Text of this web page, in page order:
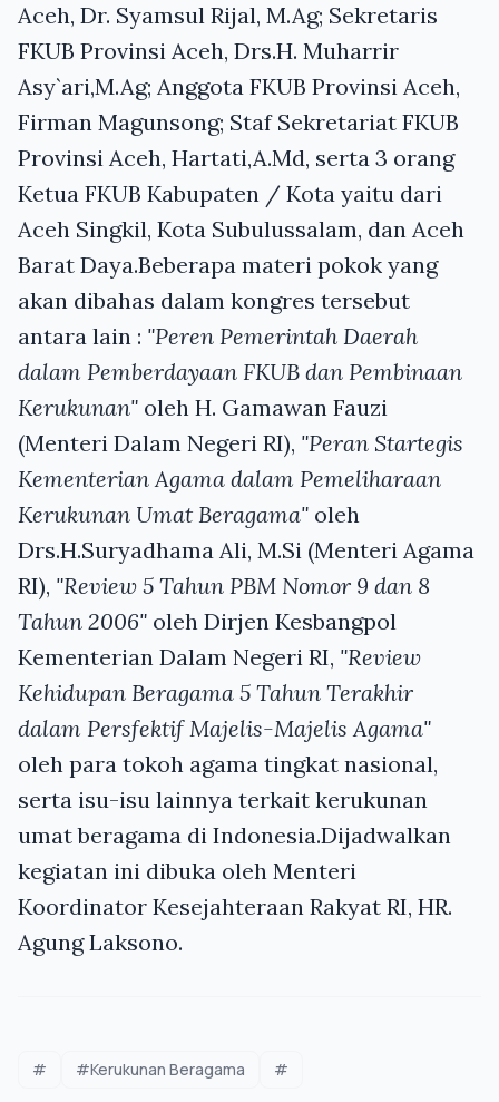
Aceh, Dr. Syamsul Rijal, M.Ag; Sekretaris
FKUB Provinsi Aceh, Drs.H. Muharrir
Asy`ari,M.Ag; Anggota FKUB Provinsi Aceh,
Firman Magunsong; Staf Sekretariat FKUB
Provinsi Aceh, Hartati,A.Md, serta 3 orang
Ketua FKUB Kabupaten / Kota yaitu dari
Aceh Singkil, Kota Subulussalam, dan Aceh
Barat Daya.Beberapa materi pokok yang
akan dibahas dalam kongres tersebut
antara lain : "Peren Pemerintah Daerah
dalam Pemberdayaan FKUB dan Pembinaan
Kerukunan" oleh H. Gamawan Fauzi
(Menteri Dalam Negeri RI), "Peran Startegis
Kementerian Agama dalam Pemeliharaan
Kerukunan Umat Beragama" oleh
Drs.H.Suryadhama Ali, M.Si (Menteri Agama
RI), "Review 5 Tahun PBM Nomor 9 dan 8
Tahun 2006" oleh Dirjen Kesbangpol
Kementerian Dalam Negeri RI, "Review
Kehidupan Beragama 5 Tahun Terakhir
dalam Persfektif Majelis-Majelis Agama"
oleh para tokoh agama tingkat nasional,
serta isu-isu lainnya terkait kerukunan
umat beragama di Indonesia.Dijadwalkan
kegiatan ini dibuka oleh Menteri
Koordinator Kesejahteraan Rakyat RI, HR.
Agung Laksono.
# #Kerukunan Beragama #